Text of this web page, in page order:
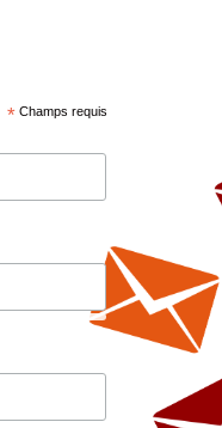
*Champs requis